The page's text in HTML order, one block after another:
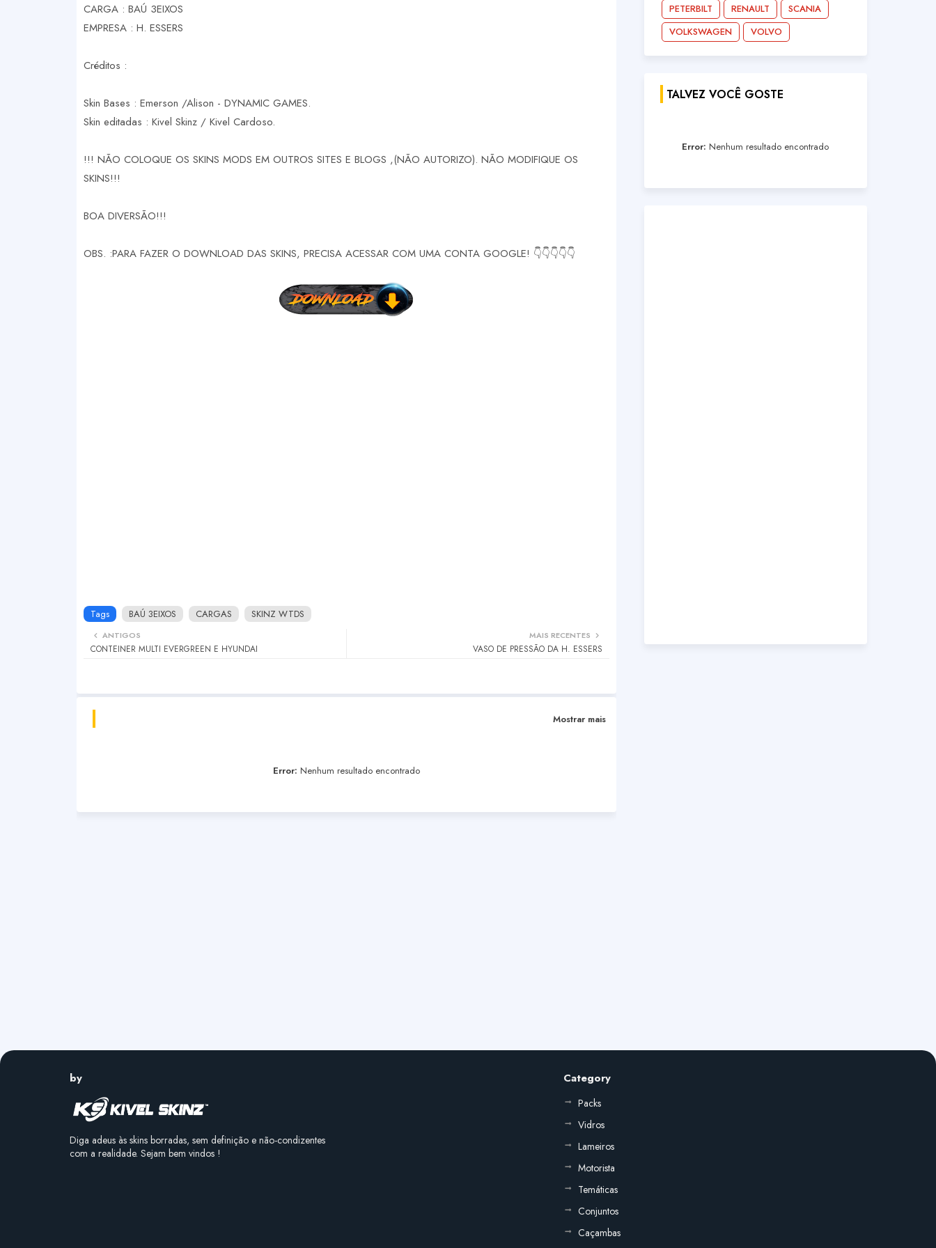
CARGA : BAÚ 3EIXOS
EMPRESA : H. ESSERS
Créditos :
Skin Bases : Emerson /Alison - DYNAMIC GAMES.
Skin editadas : Kivel Skinz / Kivel Cardoso.
!!! NÃO COLOQUE OS SKINS MODS EM OUTROS SITES E BLOGS ,(NÃO AUTORIZO). NÃO MODIFIQUE OS
SKINS!!!
BOA DIVERSÃO!!!
OBS. :PARA FAZER O DOWNLOAD DAS SKINS, PRECISA ACESSAR COM UMA CONTA GOOGLE! 👇👇👇👇👇
Tags BAÚ 3EIXOS CARGAS SKINZ WTDS
MAIS RECENTES
VASO DE PRESSÃO DA H. ESSERS
ANTIGOS
CONTEINER MULTI EVERGREEN E HYUNDAI
Mostrar mais
Error: Nenhum resultado encontrado
PETERBILT RENAULT
SCANIA
VOLKSWAGEN
VOLVO
TALVEZ VOCÊ GOSTE
Error: Nenhum resultado encontrado
by
Diga adeus às skins borradas, sem definição e não-condizentes
com a realidade. Sejam bem vindos !
Category
Packs
Vidros
Lameiros
Motorista
Temáticas
Conjuntos
Caçambas